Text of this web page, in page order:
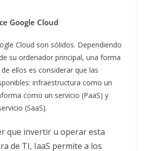
Google Cloud
Cloud son sólidos. Dependiendo
su ordenador principal, una forma
ellos es considerar que las
infraestructura como un
como un servicio (PaaS) y
(SaaS).
que invertir u operar esta
de TI, IaaS permite a los